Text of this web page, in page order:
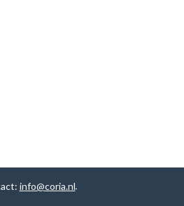
info@coria.nl.